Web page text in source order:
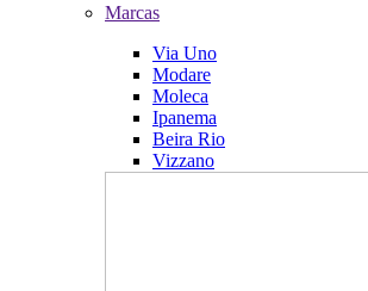
Marcas
Via Uno
Modare
Moleca
Ipanema
Beira Rio
Vizzano